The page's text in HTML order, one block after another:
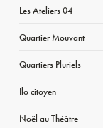
Les Ateliers 04
Quartier Mouvant
Quartiers Pluriels
Ilo citoyen
Noël au Théâtre